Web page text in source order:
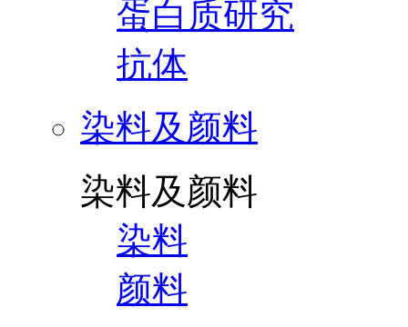
蛋白质研究
抗体
染料及颜料
染料及颜料
染料
颜料